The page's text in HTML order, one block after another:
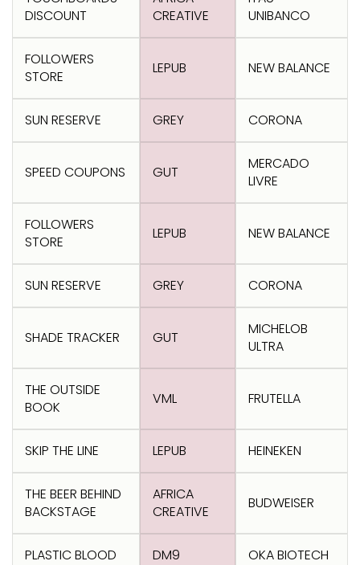
Transformation
Creative Data
Creative
Effectiveness
Strategy
Entertainment
Creative
Business
Creative
Commerce
for Gaming
Entertainment
for Music
for Sport
DISCOUNT
CREATIVE
UNIBANCO
FOLLOWERS
STORE
LEPUB NEW BALANCE
SUN RESERVE GREY CORONA
SPEED COUPONS GUT
MERCADO
LIVRE
FOLLOWERS
STORE
LEPUB NEW BALANCE
SUN RESERVE GREY CORONA
SHADE TRACKER GUT
MICHELOB
ULTRA
THE OUTSIDE
BOOK
VML FRUTELLA
SKIP THE LINE LEPUB HEINEKEN
THE BEER BEHIND
BACKSTAGE
AFRICA
CREATIVE
BUDWEISER
PLASTIC BLOOD DM9 OKA BIOTECH